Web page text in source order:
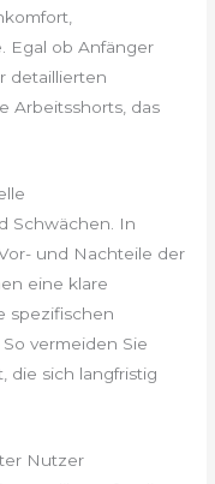
Egal ob Anfänger
detaillierten
Arbeitsshorts, das
Schwächen. In
und Nachteile der
eine klare
spezifischen
vermeiden Sie
die sich langfristig
Nutzer